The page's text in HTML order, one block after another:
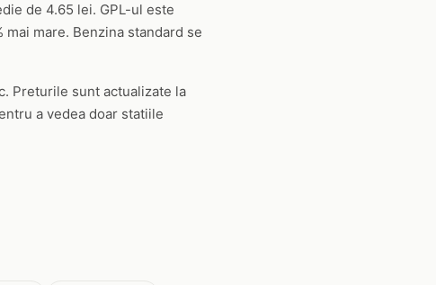
de 4.65 lei. GPL-ul este
mare. Benzina standard se
Preturile sunt actualizate la
a vedea doar statiile